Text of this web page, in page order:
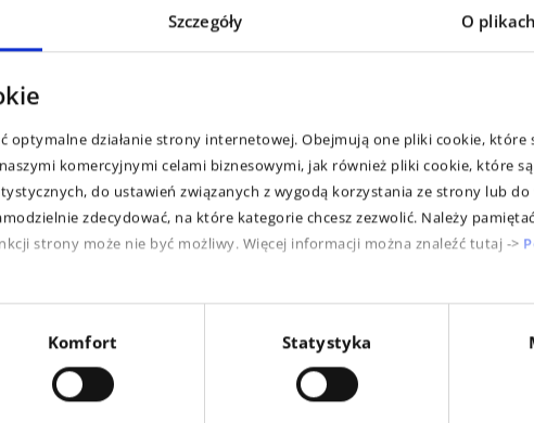
Szczegóły O
optymalne działanie strony internetowej. Obejmują one pliki cookie, które
komercyjnymi celami biznesowymi, jak również pliki cookie, które
do ustawień związanych z wygodą korzystania ze strony lub
zdecydować, na które kategorie chcesz zezwolić. Należy
strony może nie być możliwy. Więcej informacji można znaleźć tutaj ->
Komfort Statystyka
dobre właściwości jezdne w polu, a także podczas
transportowych po drogach
zachowanie podczas toczenia na drodze
płaski kąt klocków bieżnika na barku opony zapewnia
trakcję podczas pracy w polu
barki opon chronią glebę i rośliny
Szerokość
Nośność
Waga kg
Opcja